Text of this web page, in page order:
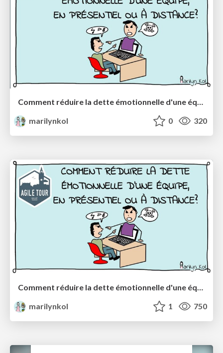
Comment réduire la dette émotionnelle d'une équipe (en présentiel ou à distance) ?
marilynkol
0 320
marilynkol
1 750